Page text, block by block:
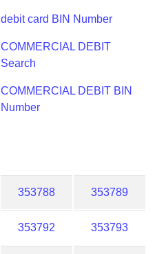
debit card BIN Number
COMMERCIAL DEBIT
Search
COMMERCIAL DEBIT BIN
Number
353788 353789
353792 353793